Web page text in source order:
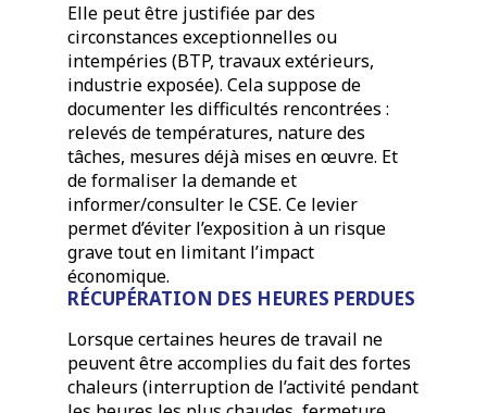
Elle peut être justifiée par des
circonstances exceptionnelles ou
intempéries (BTP, travaux extérieurs,
industrie exposée). Cela suppose de
documenter les difficultés rencontrées :
relevés de températures, nature des
tâches, mesures déjà mises en œuvre. Et
de formaliser la demande et
informer/consulter le CSE. Ce levier
permet d’éviter l’exposition à un risque
grave tout en limitant l’impact
économique.
RÉCUPÉRATION DES HEURES PERDUES
Lorsque certaines heures de travail ne
peuvent être accomplies du fait des fortes
chaleurs (interruption de l’activité pendant